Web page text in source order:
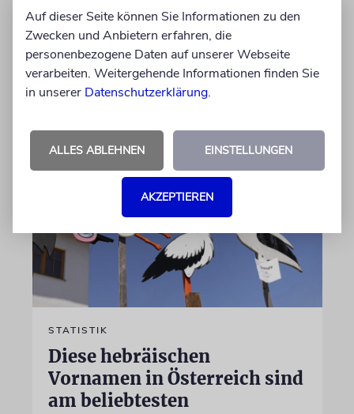
Volontär/in gesucht
Wir suchen zum 15. Oktober 2026 einen
Volontär (m/w/d) in Vollzeit
STATISTIK
Diese hebräischen
Vornamen in Österreich sind
am beliebtesten
Auf dieser Seite können Sie Informationen zu den
Zwecken und Anbietern erfahren, die
personenbezogene Daten auf unserer Webseite
verarbeiten. Weitergehende Informationen finden Sie
in unserer Datenschutzerklärung.
ALLES ABLEHNEN EINSTELLUNGEN
AKZEPTIEREN